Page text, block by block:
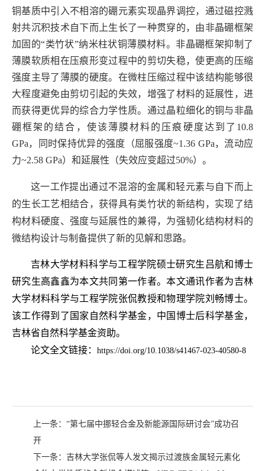
铜基质中引入不相溶的硼元素实现晶界调控，通过磁控溅
射共沉积技术自下而上生长了一种贯穿的， 由非晶硼框架
加固的“类竹状”纳米柱状铜 薄膜材料。 非晶硼框架抑制了
薄膜软质相在压痕形变过程中的剪切失稳，使更高的压缩
强度主导了薄膜的硬度。在微柱压缩过程中该结构能够很
大程度避免由剪切引起的失效，增强了材料的延展性，进
而获得更优异的综合力学性质。通过晶粒细化的铜与非晶
硼框架的结合，使该薄膜材料的压痕硬度达到了 10.8
GPa， 同时保持优异的强度（屈服强度~1.36 GPa，流动应
力~2.58 GPa）和延展性（失效应变超过50%）。
这一工作提出通过不混溶的金属和轻元素与自下而上
的生长工艺相结合，获得具有类竹状的新结构，实现了结
构材料硬度、强度与延展性的兼得，为强韧化结构材料的
微结构设计与制备提供了新的见解和思路。
吉林大学材料科学与工程学院硕士研究生吕航和博士
研究生高鑫鑫为本文共同第一作者。本文通讯作者为吉林
大学材料科学与工程学院张侃教授和物理学院刘畅博士。
该工作得到了国家自然科学基金， 中国博士后科学基金，
吉林省自然科学基金资助。
论文全文链接： https://doi.org/10.1038/s41467-023-40580-8
上一条： “第七届中挪轻合金及新能源国际研讨会”成功召
开
下一条： 吉林大学张侃等人发文揭示过渡族金属轻元素化